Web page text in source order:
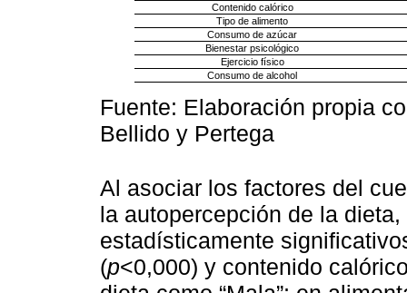
Contenido calórico
Tipo de alimento
Consumo de azúcar
Bienestar psicológico
Ejercicio físico
Consumo de alcohol
Fuente: Elaboración propia
Bellido y Pertega
Al asociar los factores del
la autopercepción de la
estadísticamente
(p<0,000) y contenido